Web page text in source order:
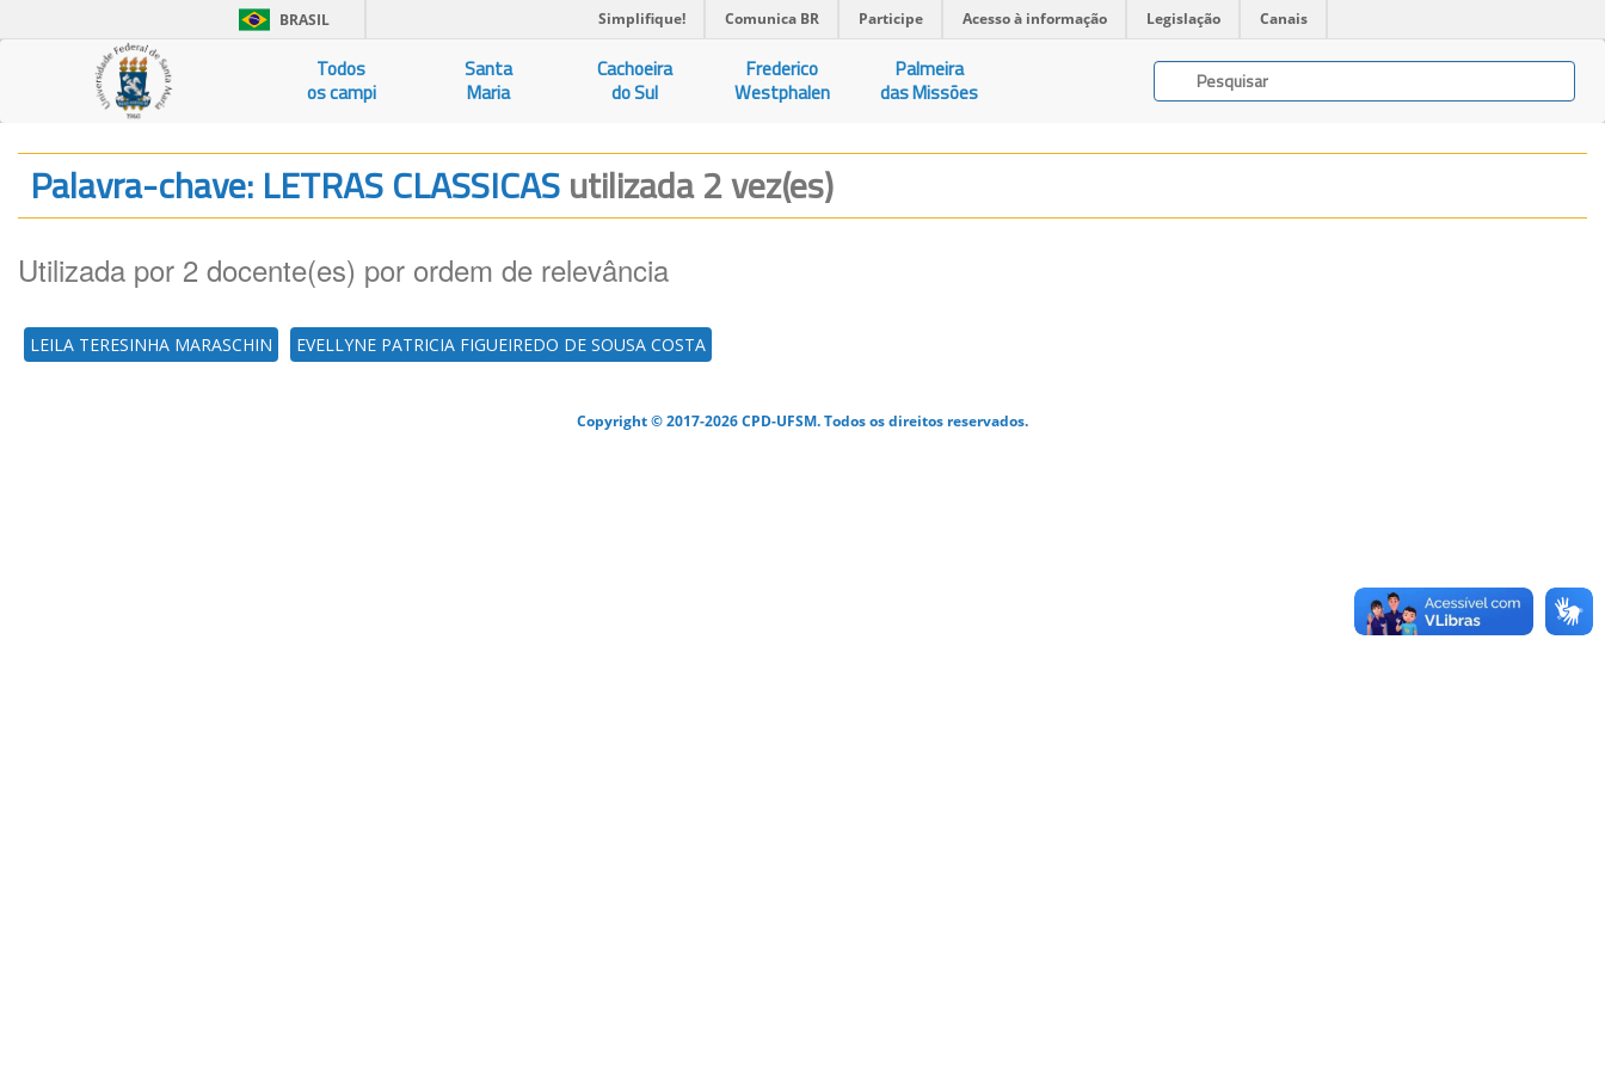
BRASIL Simplifique! Comunica BR Participe Acesso à informação Legislação Canais
Todos
os campi
Santa
Maria
Cachoeira
do Sul
Frederico
Westphalen
Palmeira
das Missões
Palavra-chave: LETRAS CLASSICASutilizada 2 vez(es)
Utilizada por 2 docente(es) por ordem de relevância
LEILA TERESINHA MARASCHIN EVELLYNE PATRICIA FIGUEIREDO DE SOUSA COSTA
Copyright © 2017-2026 CPD-UFSM. Todos os direitos reservados.